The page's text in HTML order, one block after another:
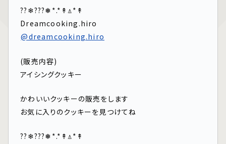
??❄︎???❅*.*↟⍋*↟
Dreamcooking.hiro⁡
⁡@dreamcooking.hiro
(販売内容)
アイシングクッキー
かわいいクッキーの販売をします
お気に入りのクッキーを見つけてね
??❄︎???❅*.*↟⍋*↟